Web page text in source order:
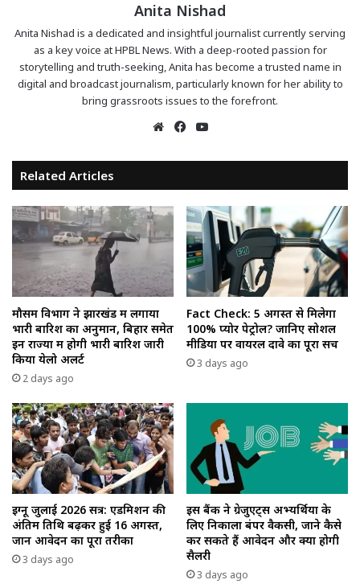
Anita Nishad
Anita Nishad is a dedicated and insightful journalist currently serving
as a key voice at HPBL News. With a deep-rooted passion for
storytelling and truth-seeking, Anita has become a trusted name in
digital and broadcast journalism, particularly known for her ability to
bring grassroots issues to the forefront.
WebsiteFacebook
Related Articles
मौसम विभाग ने झारखंड में लगाया
भारी बारिश का अनुमान, बिहार समेत
इन राज्यों में होगी भारी बारिश जारी
किया येलो अलर्ट
2 days ago
Fact Check: 5 अगस्त से मिलेगा
100% प्योर पेट्रोल? जानिए सोशल
मीडिया पर वायरल दावे का पूरा सच
3 days ago
इग्नू जुलाई 2026 सत्र: एडमिशन की
अंतिम तिथि बढ़कर हुई 16 अगस्त,
जानें आवेदन का पूरा तरीका
3 days ago
इस बैंक ने ग्रेजुएट्स अभ्यर्थियों के
लिए निकाला बंपर वैकेंसी, जाने कैसे
कर सकते हैं आवेदन और क्या होगी
सैलरी
3 days ago